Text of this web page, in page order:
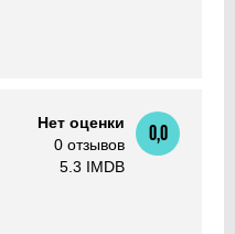
Нет оценки
0 отзывов
5.3 IMDB
0,0